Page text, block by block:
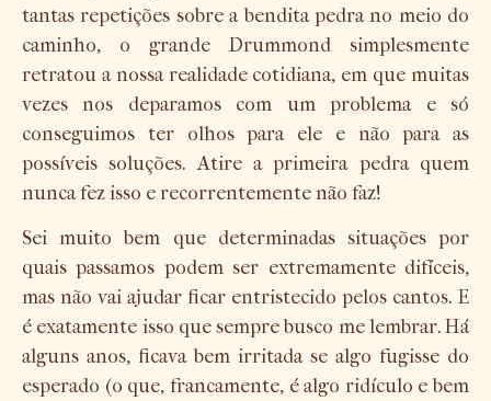
tantas repetições sobre a bendita pedra no meio do
caminho, o grande Drummond simplesmente
retratou a nossa realidade cotidiana, em que muitas
vezes nos deparamos com um problema e só
conseguimos ter olhos para ele e não para as
possíveis soluções. Atire a primeira pedra quem
nunca fez isso e recorrentemente não faz!
Sei muito bem que determinadas situações por
quais passamos podem ser extremamente difíceis,
mas não vai ajudar ficar entristecido pelos cantos. E
é exatamente isso que sempre busco me lembrar. Há
alguns anos, ficava bem irritada se algo fugisse do
esperado (o que, francamente, é algo ridículo e bem